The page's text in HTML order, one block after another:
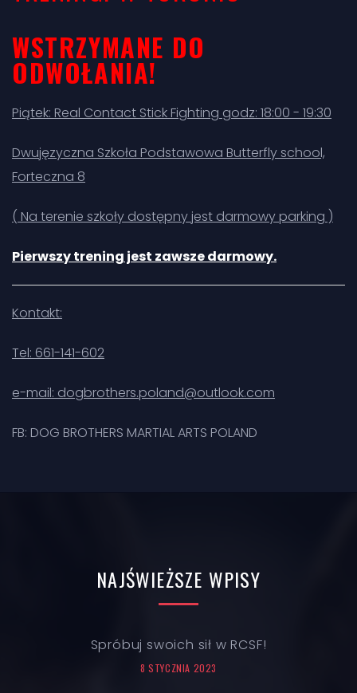
WSTRZYMANE DO
ODWOŁANIA!
Piątek: Real Contact Stick Fighting godz: 18:00 - 19:30
Dwujęzyczna Szkoła Podstawowa Butterfly school,
Forteczna 8
( Na terenie szkoły dostępny jest darmowy parking )
Pierwszy trening jest zawsze darmowy.
Kontakt:
Tel: 661-141-602
e-mail: dogbrothers.poland@outlook.com
FB: DOG BROTHERS MARTIAL ARTS POLAND
NAJŚWIEŻSZE WPISY
Spróbuj swoich sił w RCSF!
8 STYCZNIA 2023